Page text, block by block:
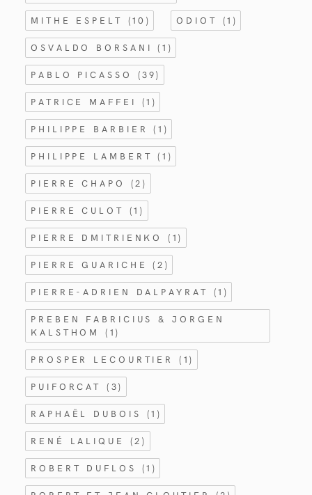
MITHE ESPELT (10) ODIOT (1)
OSVALDO BORSANI(1)
PABLO PICASSO (39)
PATRICE MAFFEI (1)
PHILIPPE BARBIER(1)
PHILIPPE LAMBERT(1)
PIERRE CHAPO (2)
PIERRE CULOT (1)
PIERRE DMITRIENKO(1)
PIERRE GUARICHE(2)
PIERRE-ADRIEN DALPAYRAT (1)
PREBEN FABRICIUS & JORGEN
KALSTHOM(1)
PROSPER LECOURTIER(1)
PUIFORCAT (3)
RAPHAËL DUBOIS (1)
RENÉ LALIQUE (2)
ROBERT DUFLOS (1)